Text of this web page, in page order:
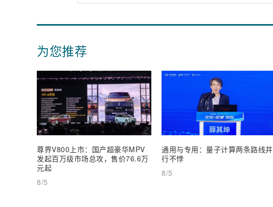
为您推荐
尊界V800上市：国产超豪华MPV
发起百万级市场总攻，售价76.6万
元起
8/5
通用与专用：量子计算两条路线并
行不悖
8/5